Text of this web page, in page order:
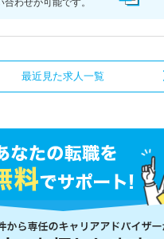
合わせが可能です。
最近見た求人一覧